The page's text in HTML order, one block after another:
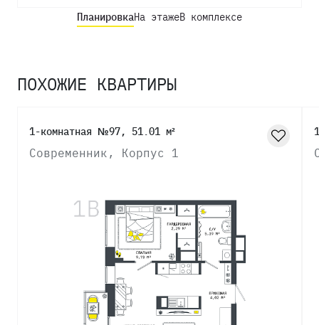
ПланировкаНа этажеВ комплексе
ПОХОЖИЕ КВАРТИРЫ
1-комнатная №97, 51.01 м²
Современник, Корпус 1